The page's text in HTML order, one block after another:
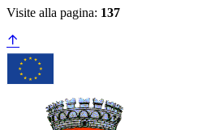
Visite alla pagina: 137